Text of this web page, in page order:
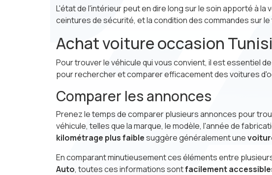
L'état de l'intérieur peut en dire long sur le soin apporté à
ceintures de sécurité, et la condition des commandes sur
Achat voiture occasion
Pour trouver le véhicule qui vous convient, il est essentiel
pour rechercher et comparer efficacement des voitures
Comparer les annonces
Prenez le temps de comparer plusieurs annonces pour
véhicule, telles que la marque, le modèle, l'année de
kilométrage plus faiblesuggère généralement une
En comparant minutieusement ces éléments entre
Auto, toutes ces informations sontfacilement